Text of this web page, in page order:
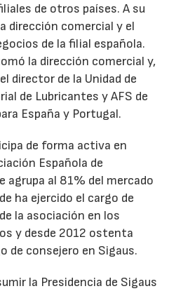
de otros países. A su
dirección comercial y el
de la filial española.
la dirección comercial y,
director de la Unidad de
de Lubricantes y AFS de
España y Portugal.
de forma activa en
Española de
agrupa al 81% del mercado
ha ejercido el cargo de
la asociación en los
y desde 2012 ostenta
de consejero en Sigaus.
la Presidencia de Sigaus